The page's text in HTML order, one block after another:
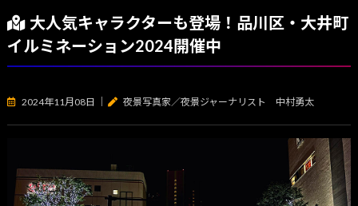
大人気キャラクターも登場！品川区・大井町
イルミネーション2024開催中
2024年11月08日 夜景写真家／夜景ジャーナリスト 中村勇太